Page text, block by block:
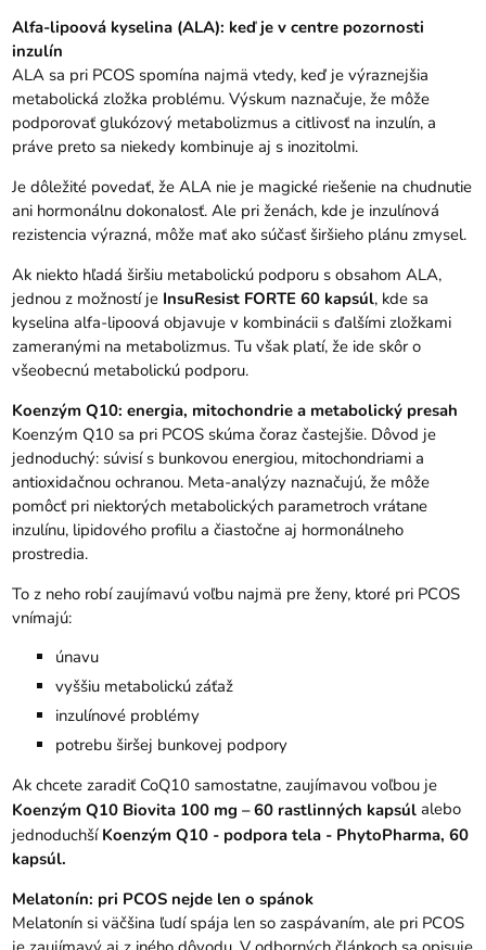
Alfa-lipoová kyselina (ALA): keď je v centre pozornosti
inzulín
ALA sa pri PCOS spomína najmä vtedy, keď je výraznejšia
metabolická zložka problému. Výskum naznačuje, že môže
podporovať glukózový metabolizmus a citlivosť na inzulín, a
práve preto sa niekedy kombinuje aj s inozitolmi.
Je dôležité povedať, že ALA nie je magické riešenie na chudnutie
ani hormonálnu dokonalosť. Ale pri ženách, kde je inzulínová
rezistencia výrazná, môže mať ako súčasť širšieho plánu zmysel.
Ak niekto hľadá širšiu metabolickú podporu s obsahom ALA,
jednou z možností je InsuResist FORTE 60 kapsúl, kde sa
kyselina alfa-lipoová objavuje v kombinácii s ďalšími zložkami
zameranými na metabolizmus. Tu však platí, že ide skôr o
všeobecnú metabolickú podporu.
Koenzým Q10: energia, mitochondrie a metabolický presah
Koenzým Q10 sa pri PCOS skúma čoraz častejšie. Dôvod je
jednoduchý: súvisí s bunkovou energiou, mitochondriami a
antioxidačnou ochranou. Meta-analýzy naznačujú, že môže
pomôcť pri niektorých metabolických parametroch vrátane
inzulínu, lipidového profilu a čiastočne aj hormonálneho
prostredia.
To z neho robí zaujímavú voľbu najmä pre ženy, ktoré pri PCOS
vnímajú:
únavu
vyššiu metabolickú záťaž
inzulínové problémy
potrebu širšej bunkovej podpory
Ak chcete zaradiť CoQ10 samostatne, zaujímavou voľbou je
Koenzým Q10 Biovita 100 mg – 60 rastlinných kapsúl alebo
jednoduchší Koenzým Q10 - podpora tela - PhytoPharma, 60
kapsúl.
Melatonín: pri PCOS nejde len o spánok
Melatonín si väčšina ľudí spája len so zaspávaním, ale pri PCOS